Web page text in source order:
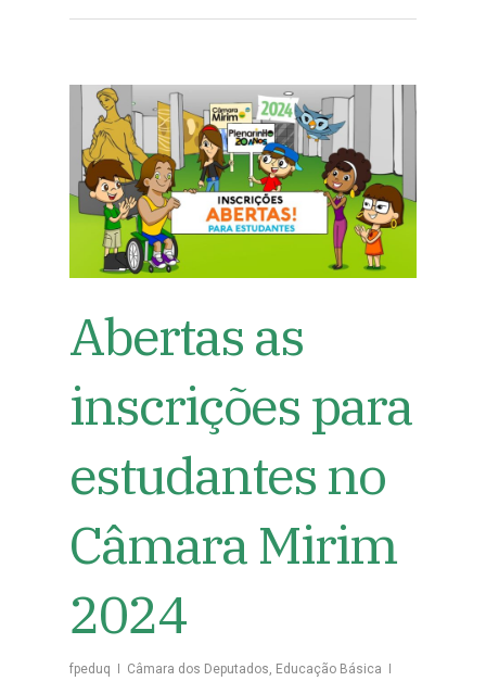
Abertas as
inscrições para
estudantes no
Câmara Mirim
2024
fpeduq Câmara dos Deputados, Educação Básica